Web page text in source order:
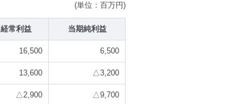
(単位：百万円)
経常利益 当期純利益
16,500 6,500
13,600 △3,200
△2,900 △9,700